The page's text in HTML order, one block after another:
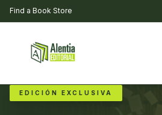
Find a Book Store
EDICIÓN EXCLUSIVA